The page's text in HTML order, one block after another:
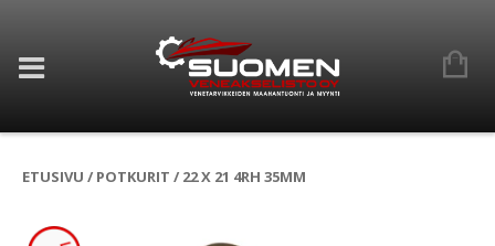
ETUSIVU / POTKURIT / 22 X 21 4RH 35MM